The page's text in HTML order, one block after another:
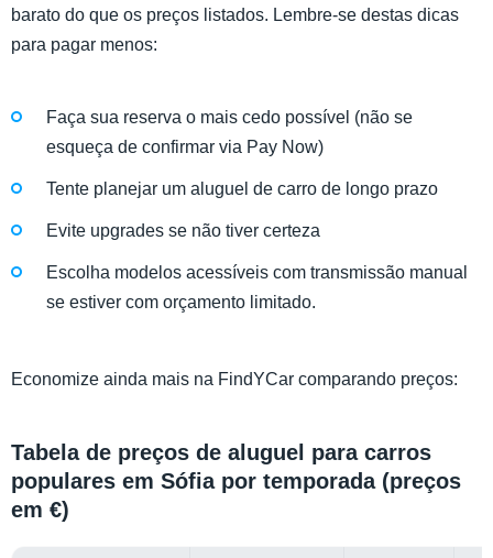
barato do que os preços listados. Lembre-se destas dicas
para pagar menos:
Faça sua reserva o mais cedo possível (não se
esqueça de confirmar via Pay Now)
Tente planejar um aluguel de carro de longo prazo
Evite upgrades se não tiver certeza
Escolha modelos acessíveis com transmissão manual
se estiver com orçamento limitado.
Economize ainda mais na FindYCar comparando preços:
Tabela de preços de aluguel para carros
populares em Sófia por temporada (preços
em €)